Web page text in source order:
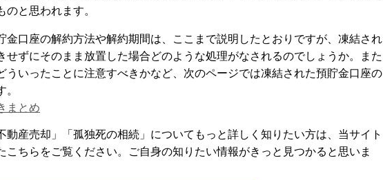
と思われます。
金口座の解約方法や解約期間は、ここまで説明したとおりですが、凍結され
せずにそのまま放置した場合どのような処理がなされるのでしょうか。また
ういったことに注意すべきかなど、次のページでは凍結された預貯金口座の
まとめ
動産売却」「孤独死の相続」についてもっと詳しく知りたい方は、当サイト
こちらをご覧ください。ご自身の知りたい情報がきっと見つかると思いま